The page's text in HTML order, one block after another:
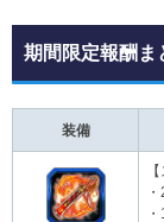
期間限定報酬ま
装備